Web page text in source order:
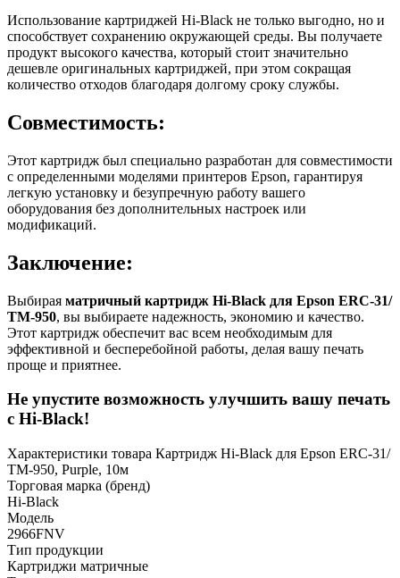
Использование картриджей Hi-Black не только выгодно, но и
способствует сохранению окружающей среды. Вы получаете
продукт высокого качества, который стоит значительно
дешевле оригинальных картриджей, при этом сокращая
количество отходов благодаря долгому сроку службы.
Совместимость:
Этот картридж был специально разработан для совместимости
с определенными моделями принтеров Epson, гарантируя
легкую установку и безупречную работу вашего
оборудования без дополнительных настроек или
модификаций.
Заключение:
Выбирая матричный картридж Hi-Black для Epson ERC-31/
TM-950, вы выбираете надежность, экономию и качество.
Этот картридж обеспечит вас всем необходимым для
эффективной и бесперебойной работы, делая вашу печать
проще и приятнее.
Не упустите возможность улучшить вашу печать
с Hi-Black!
Характеристики товара Картридж Hi-Black для Epson ERC-31/
TM-950, Purple, 10м
Торговая марка (бренд)
Hi-Black
Модель
2966FNV
Тип продукции
Картриджи матричные